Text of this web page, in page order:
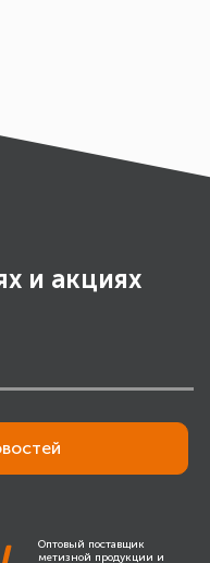
и акциях
Оптовый поставщик
метизной продукции и